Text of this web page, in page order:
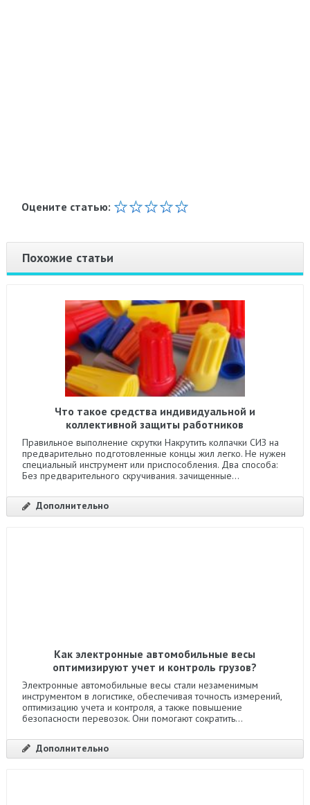
Оцените статью:
Похожие статьи
Что такое средства индивидуальной и
коллективной защиты работников
Правильное выполнение скрутки Накрутить колпачки СИЗ на
предварительно подготовленные концы жил легко. Не нужен
специальный инструмент или приспособления. Два способа:
Без предварительного скручивания. зачищенные...
Дополнительно
Как электронные автомобильные весы
оптимизируют учет и контроль грузов?
Электронные автомобильные весы стали незаменимым
инструментом в логистике, обеспечивая точность измерений,
оптимизацию учета и контроля, а также повышение
безопасности перевозок. Они помогают сократить...
Дополнительно